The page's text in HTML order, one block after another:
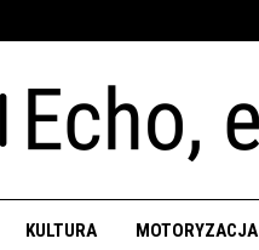
KULTURA MOTORYZACJA